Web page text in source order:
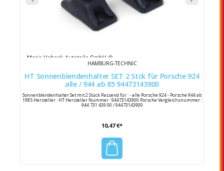
HAMBURG-TECHNIC
HT Sonnenblendenhalter SET 2 Stck für Porsche 924
alle / 944 ab 85 94473143900
Sonnenblendenhalter Set mit 2 Stück Passend für : - alle Porsche 924 - Porsche 944 ab
1985 Hersteller : HT Hersteller Nummer : 94473143900 Porsche Vergleichsnummer :
944 731 439 00 / 94473143900
10,47 €*